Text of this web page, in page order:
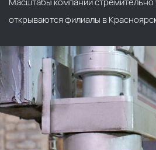
открываются филиалы в